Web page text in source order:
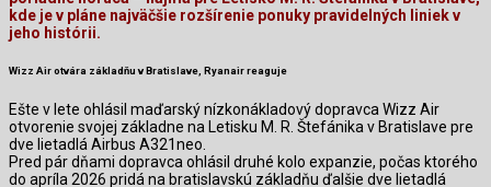
kde je v pláne najväčšie rozšírenie ponuky pravidelných liniek v
jeho histórii.
Wizz Air otvára základňu v Bratislave, Ryanair reaguje
Ešte v lete ohlásil maďarský nízkonákladový dopravca Wizz Air
otvorenie svojej základne na Letisku M. R. Štefánika v Bratislave pre
dve lietadlá Airbus A321neo.
Pred pár dňami dopravca ohlásil druhé kolo expanzie, počas ktorého
do apríla 2026 pridá na bratislavskú základňu ďalšie dve lietadlá